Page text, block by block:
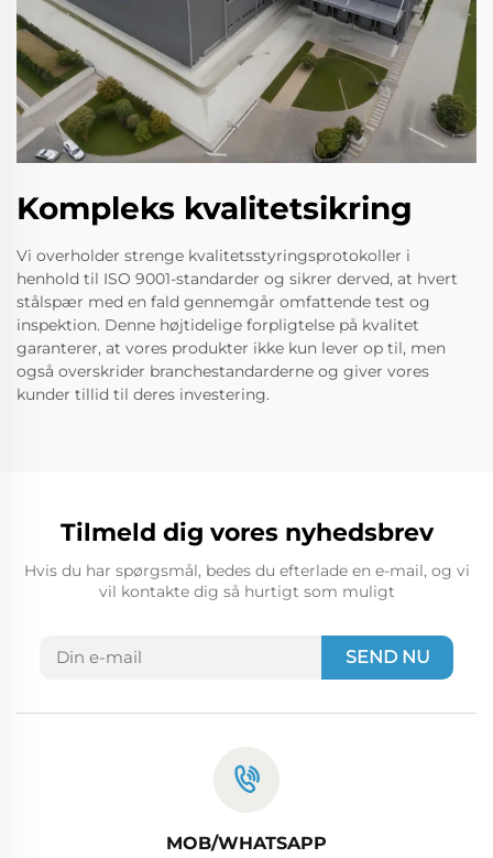
Kompleks kvalitetsikring
Vi overholder strenge kvalitetsstyringsprotokoller i
henhold til ISO 9001-standarder og sikrer derved, at hvert
stålspær med en fald gennemgår omfattende test og
inspektion. Denne højtidelige forpligtelse på kvalitet
garanterer, at vores produkter ikke kun lever op til, men
også overskrider branchestandarderne og giver vores
kunder tillid til deres investering.
Tilmeld dig vores nyhedsbrev
Hvis du har spørgsmål, bedes du efterlade en e-mail, og vi
vil kontakte dig så hurtigt som muligt
SEND NU
MOB/WHATSAPP